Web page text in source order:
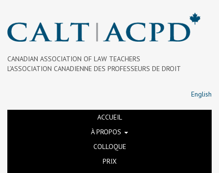
CANADIAN ASSOCIATION OF LAW TEACHERS
L’ASSOCIATION CANADIENNE DES PROFESSEURS DE DROIT
English
ACCUEIL
À PROPOS
COLLOQUE
PRIX